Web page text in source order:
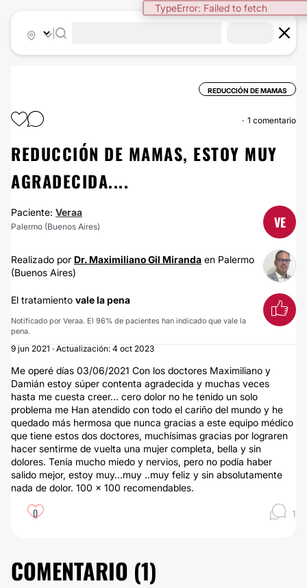
TypeError: Failed to fetch
REDUCCIÓN DE MAMAS
1 comentario
REDUCCIÓN DE MAMAS, ESTOY MUY
AGRADECIDA....
Paciente: Veraa
Palermo (Buenos Aires) VE
Realizado por Dr. Maximiliano Gil Miranda en Palermo
(Buenos Aires)
El tratamiento vale la pena
Notificado por Veraa. El 96% de pacientes han indicado que vale la
pena.
9 jun 2021 · Actualización: 4 oct 2023
Me operé días 03/06/2021 Con los doctores Maximiliano y
Damián estoy súper contenta agradecida y muchas veces
hasta me cuesta creer... cero dolor no he tenido un solo
problema me Han atendido con todo el cariño del mundo y he
quedado más hermosa que nunca gracias a este equipo médico
que tiene estos dos doctores, muchísimas gracias por lograren
hacer sentirme de vuelta una mujer completa, bella y sin
dolores. Tenía mucho miedo y nervios, pero no podía haber
salido mejor, estoy muy...muy ..muy feliz y sin absolutamente
nada de dolor. 100 x 100 recomendables.
0 1
COMENTARIO (1)